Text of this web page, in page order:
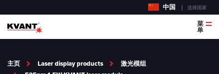
中国 选择国家
菜
单
主页 Laser display products
激光模组